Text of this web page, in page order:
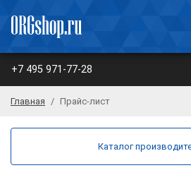
+7 495 971-77-28
Главная Прайс-лист